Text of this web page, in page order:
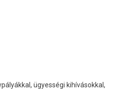
ügyességi kihívásokkal,